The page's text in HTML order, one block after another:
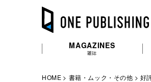
MAGAZINES
雑誌
HOME 書籍・ムック・その他 好